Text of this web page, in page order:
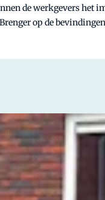
de werkgevers het
op de